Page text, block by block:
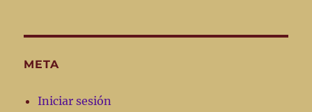
META
Iniciar sesión